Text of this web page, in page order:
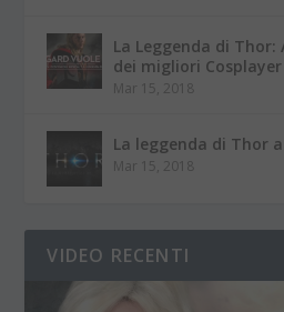
La Leggenda di
dei migliori Cosplayer
Mar 15, 2018
La leggenda di Thor
Mar 15, 2018
VIDEO RECENTI